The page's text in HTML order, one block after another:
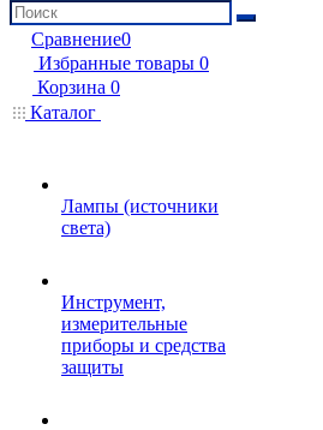
Сравнение0
Избранные товары 0
Корзина 0
Каталог
Лампы (источники
света)
Инструмент,
измерительные
приборы и средства
защиты